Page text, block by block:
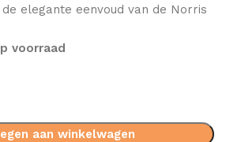
elegante eenvoud van de Norris
voorraad
aan winkelwagen